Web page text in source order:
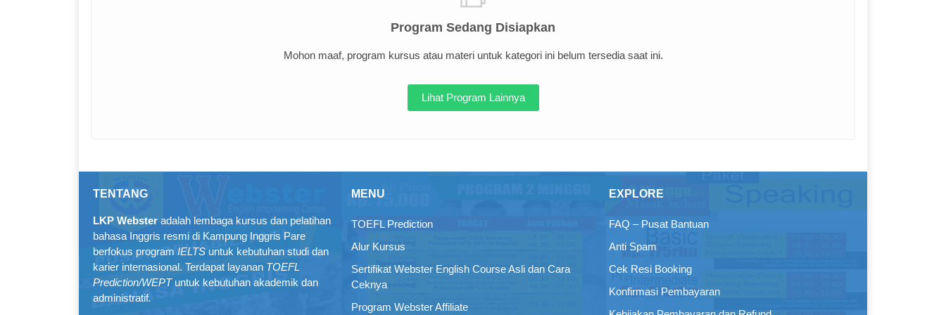
Program Sedang Disiapkan
Mohon maaf, program kursus atau materi untuk kategori ini belum tersedia saat ini.
Lihat Program Lainnya
TENTANG
LKP Webster adalah lembaga kursus dan pelatihan
bahasa Inggris resmi di Kampung Inggris Pare
berfokus program IELTS untuk kebutuhan studi dan
karier internasional. Terdapat layanan TOEFL
Prediction/WEPTuntuk kebutuhan akademik dan
administratif.
MENU
TOEFL Prediction
Alur Kursus
Sertifikat Webster English Course Asli dan Cara
Ceknya
Program Webster Affiliate
EXPLORE
FAQ – Pusat Bantuan
Anti Spam
Cek Resi Booking
Konfirmasi Pembayaran